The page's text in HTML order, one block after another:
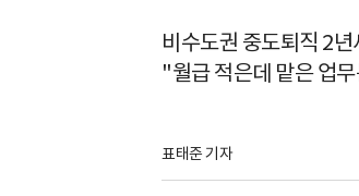
비수도권 중도퇴직 2
"월급 적은데 맡은 업
표태준 기자